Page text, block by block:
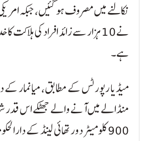
نکالنے میں مصروف ہو گئیں، جبکہ
نے 10 ہزار سے زائد افراد کی ہلاکت
ہے۔
میڈیا رپورٹس کے مطابق، میانمار
منڈالے میں آنے والے جھٹکے اس قدر
900 کلومیٹر دور تھائی لینڈ کے